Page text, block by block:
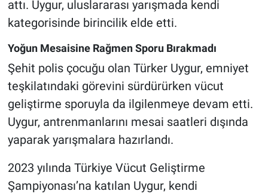
attı. Uygur, uluslararası yarışmada kendi
kategorisinde birincilik elde etti.
Yoğun Mesaisine Rağmen Sporu Bırakmadı
Şehit polis çocuğu olan Türker Uygur, emniyet
teşkilatındaki görevini sürdürürken vücut
geliştirme sporuyla da ilgilenmeye devam etti.
Uygur, antrenmanlarını mesai saatleri dışında
yaparak yarışmalara hazırlandı.
2023 yılında Türkiye Vücut Geliştirme
Şampiyonası’na katılan Uygur, kendi